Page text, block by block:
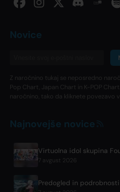
Novice
Z naročnino tukaj se neposredno
Pop Chart, Japan Chart in K-POP
naročnino, tako da kliknete povezavo
Najnovejše novice
7 avgust 2026